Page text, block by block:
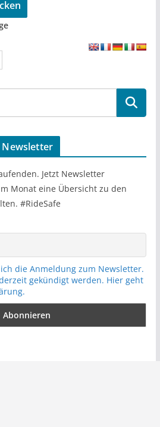
Jetzt Newsletter
Monat eine Übersicht zu den
#RideSafe
die Anmeldung zum Newsletter.
gekündigt werden. Hier geht